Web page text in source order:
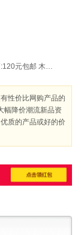
120元包邮 木林森 单肩休闲斜挎包MC735F-2T
性价比网购产品的
幅降价潮流新品资
质的产品或好的价